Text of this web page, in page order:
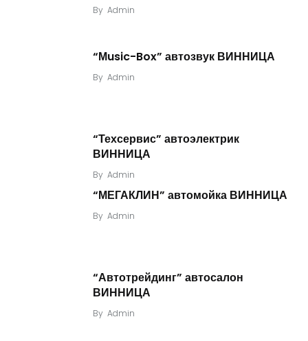
By Admin
“Мusic-Box” автозвук ВИННИЦА
By Admin
“Техсервис” автоэлектрик
ВИННИЦА
By Admin
“МЕГАКЛИН” автомойка ВИННИЦА
By Admin
“Автотрейдинг” автосалон
ВИННИЦА
By Admin